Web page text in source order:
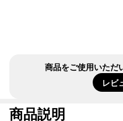
#YAMAPSTORE
商品をご使用いただ
レビ
商品説明